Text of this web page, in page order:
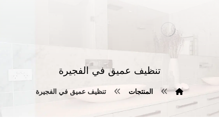
تنظيف عميق في الفجيرة
المنتجات تنظيف عميق في الفجيرة